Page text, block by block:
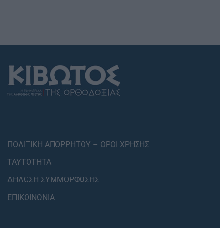
ΠΟΛΙΤΙΚΗ ΑΠΟΡΡΗΤΟΥ – ΟΡΟΙ ΧΡΗΣΗΣ
ΤΑΥΤΟΤΗΤΑ
ΔΗΛΩΣΗ ΣΥΜΜΟΡΦΩΣΗΣ
ΕΠΙΚΟΙΝΩΝΙΑ